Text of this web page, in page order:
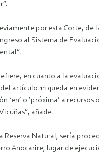
por esta Corte,
al Sistema de
en cuanto a la
artículo 11 queda en
o ‘próxima’ a
añade.
Natural, sería
Anocarire, lugar de